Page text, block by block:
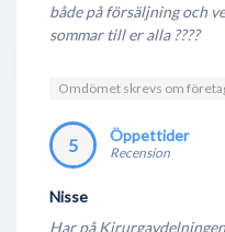
både på försäljning och
sommar till er alla ????
Omdömet skrevs om
5 Öppettider
Recension
Nisse
Har på